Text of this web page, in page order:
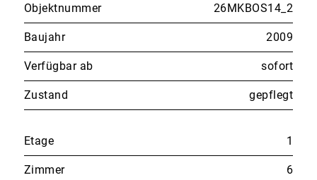
Objektnummer 26MKBOS14_2
Baujahr 2009
Verfügbar ab sofort
Zustand gepflegt
Etage 1
Zimmer 6